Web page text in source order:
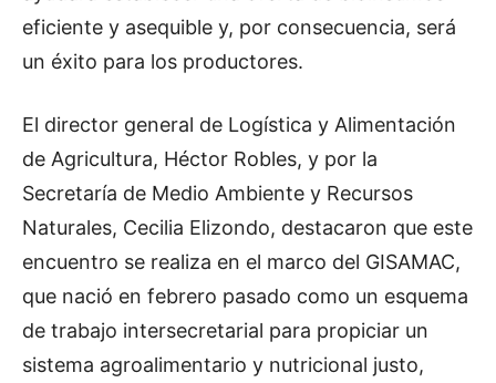
eficiente y asequible y, por consecuencia, será
un éxito para los productores.
El director general de Logística y Alimentación
de Agricultura, Héctor Robles, y por la
Secretaría de Medio Ambiente y Recursos
Naturales, Cecilia Elizondo, destacaron que este
encuentro se realiza en el marco del GISAMAC,
que nació en febrero pasado como un esquema
de trabajo intersecretarial para propiciar un
sistema agroalimentario y nutricional justo,